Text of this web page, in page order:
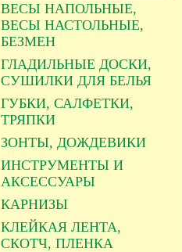
ВЕСЫ НАПОЛЬНЫЕ,
ВЕСЫ НАСТОЛЬНЫЕ,
БЕЗМЕН
ГЛАДИЛЬНЫЕ ДОСКИ,
СУШИЛКИ ДЛЯ БЕЛЬЯ
ГУБКИ, САЛФЕТКИ,
ТРЯПКИ
ЗОНТЫ, ДОЖДЕВИКИ
ИНСТРУМЕНТЫ И
АКСЕССУАРЫ
КАРНИЗЫ
КЛЕЙКАЯ ЛЕНТА,
СКОТЧ, ПЛЕНКА